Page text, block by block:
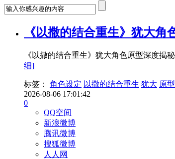
《以撒的结合重生》犹大角
《以撒的结合重生》犹大角色原型深度揭
细]
标签： 角色设定 以撒的结合重生 犹大 原型
2026-08-06 17:01:42
0
QQ空间
新浪微博
腾讯微博
搜狐微博
人人网